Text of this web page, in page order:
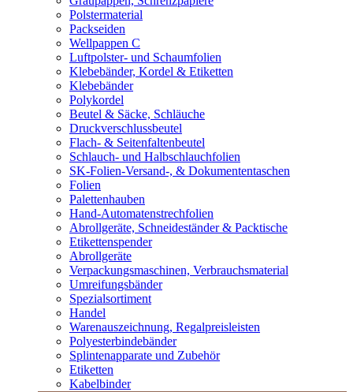
Polstermaterial
Packseiden
Wellpappen C
Luftpolster- und Schaumfolien
Klebebänder, Kordel & Etiketten
Klebebänder
Polykordel
Beutel & Säcke, Schläuche
Druckverschlussbeutel
Flach- & Seitenfaltenbeutel
Schlauch- und Halbschlauchfolien
SK-Folien-Versand-, & Dokumententaschen
Folien
Palettenhauben
Hand-Automatenstrechfolien
Abrollgeräte, Schneideständer & Packtische
Etikettenspender
Abrollgeräte
Verpackungsmaschinen, Verbrauchsmaterial
Umreifungsbänder
Spezialsortiment
Handel
Warenauszeichnung, Regalpreisleisten
Polyesterbindebänder
Splintenapparate und Zubehör
Etiketten
Kabelbinder